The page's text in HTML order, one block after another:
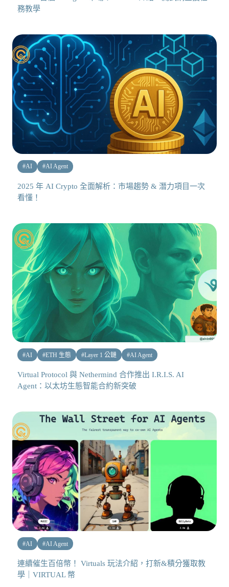
務教學
#AI #AI Agent
2025 年 AI Crypto 全面解析：市場趨勢 & 潛力項目一次
看懂！
#AI #ETH 生態 #Layer 1 公鏈 #AI Agent
Virtual Protocol 與 Nethermind 合作推出 I.R.I.S. AI
Agent：以太坊生態智能合約新突破
#AI #AI Agent
連續催生百倍幣！ Virtuals 玩法介紹，打新&積分獲取教
學｜VIRTUAL 幣